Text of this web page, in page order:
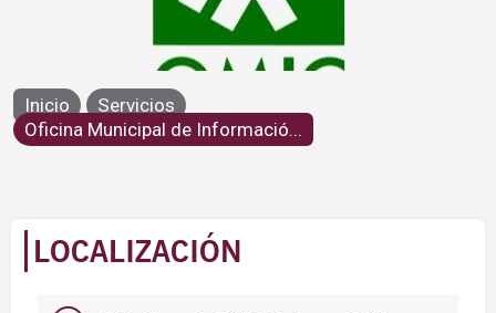
Oficina Municipal de Información
al Consumidor
Inicio
Servicios
Oficina Municipal de Informació...
LOCALIZACIÓN